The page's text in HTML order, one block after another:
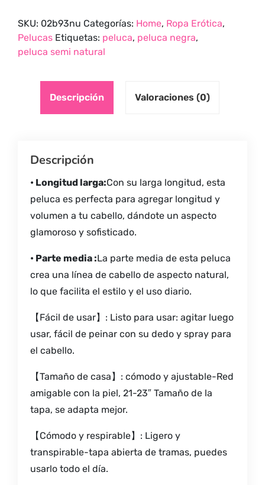
SKU: 02b93nu Categorías: Home, Ropa Erótica,
Pelucas Etiquetas: peluca, peluca negra,
peluca semi natural
Descripción Valoraciones (0)
Descripción
• Longitud larga:Con su larga longitud, esta
peluca es perfecta para agregar longitud y
volumen a tu cabello, dándote un aspecto
glamoroso y sofisticado.
• Parte media :La parte media de esta peluca
crea una línea de cabello de aspecto natural,
lo que facilita el estilo y el uso diario.
【Fácil de usar】: Listo para usar: agitar luego
usar, fácil de peinar con su dedo y spray para
el cabello.
【Tamaño de casa】: cómodo y ajustable-Red
amigable con la piel, 21-23″ Tamaño de la
tapa, se adapta mejor.
【Cómodo y respirable】: Ligero y
transpirable-tapa abierta de tramas, puedes
usarlo todo el día.